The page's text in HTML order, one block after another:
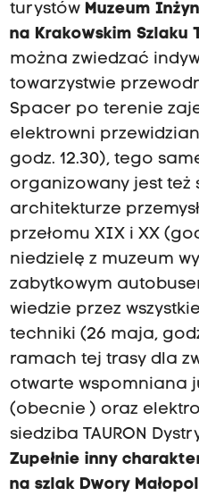
turystów Muzeum
na Krakowskim Szlaku
można zwiedzać
towarzystwie
Spacer po terenie
elektrowni
godz. 12.30), tego
organizowany jest
architekturze
przełomu XIX i XX
niedzielę z muzeum
zabytkowym
wiedzie przez
techniki (26 maja, godz.
ramach tej trasy dla
otwarte wspomniana
(obecnie ) oraz
siedziba TAURON
Zupełnie inny
na szlak Dwory